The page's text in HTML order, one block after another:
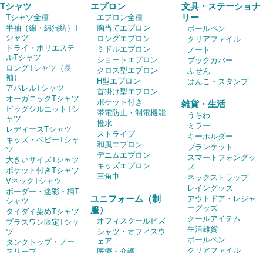
Tシャツ
Tシャツ全種
半袖（綿・綿混紡）T
シャツ
ドライ・ポリエステ
ルTシャツ
ロングTシャツ（長
袖）
アパレルTシャツ
オーガニックTシャツ
ビッグシルエットTシ
ャツ
レディースTシャツ
キッズ・ベビーTシャ
ツ
大きいサイズTシャツ
ポケット付きTシャツ
VネックTシャツ
ボーダー・迷彩・柄T
シャツ
タイダイ染めTシャツ
プラスワン限定Tシャ
ツ
タンクトップ・ノー
エプロン
エプロン全種
胸当てエプロン
ロングエプロン
ミドルエプロン
ショートエプロン
クロス型エプロン
H型エプロン
首掛け型エプロン
ポケット付き
帯電防止・制電機能
撥水
ストライプ
和風エプロン
デニムエプロン
キッズエプロン
三角巾
ユニフォーム（制
服）
オフィスクールビズ
シャツ・オフィスウ
ェア
文具・ステーショナ
リー
ボールペン
クリアファイル
ノート
ブックカバー
ふせん
はんこ・スタンプ
雑貨・生活
うちわ
ミラー
キーホルダー
ブランケット
スマートフォングッ
ズ
ネックストラップ
レイングッズ
アウトドア・レジャ
ーグッズ
クールアイテム
生活雑貨
ボールペン
クリアファイル